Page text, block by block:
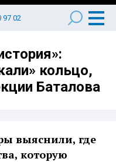
97 02
кольцо,
Баталова
выяснили, где
которую